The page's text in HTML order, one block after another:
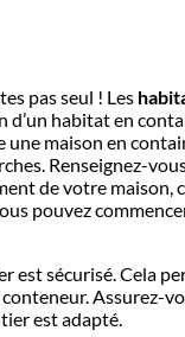
pas seul ! Les
habitat en
maison en
Renseignez-
de votre
pouvez
est sécurisé. Cela
Assurez-
est adapté.